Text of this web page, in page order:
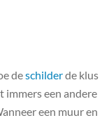
deschilderde klus
immers een andere
een muur en